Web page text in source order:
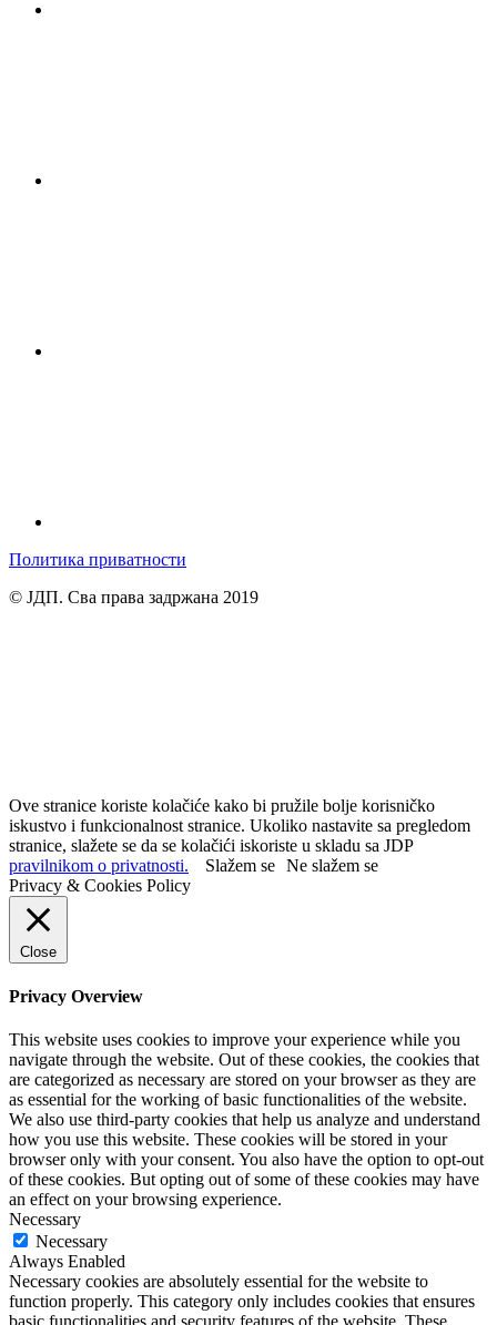
Политика приватности
© ЈДП. Сва права задржана 2019
Ove stranice koriste kolačiće kako bi pružile bolje korisničko
iskustvo i funkcionalnost stranice. Ukoliko nastavite sa pregledom
stranice, slažete se da se kolačići iskoriste u skladu sa JDP
pravilnikom o privatnosti.
Slažem se Ne slažem se
Privacy & Cookies Policy
Close
Privacy Overview
This website uses cookies to improve your experience while you
navigate through the website. Out of these cookies, the cookies that
are categorized as necessary are stored on your browser as they are
as essential for the working of basic functionalities of the website.
We also use third-party cookies that help us analyze and understand
how you use this website. These cookies will be stored in your
browser only with your consent. You also have the option to opt-out
of these cookies. But opting out of some of these cookies may have
an effect on your browsing experience.
Necessary
Necessary
Always Enabled
Necessary cookies are absolutely essential for the website to
function properly. This category only includes cookies that ensures